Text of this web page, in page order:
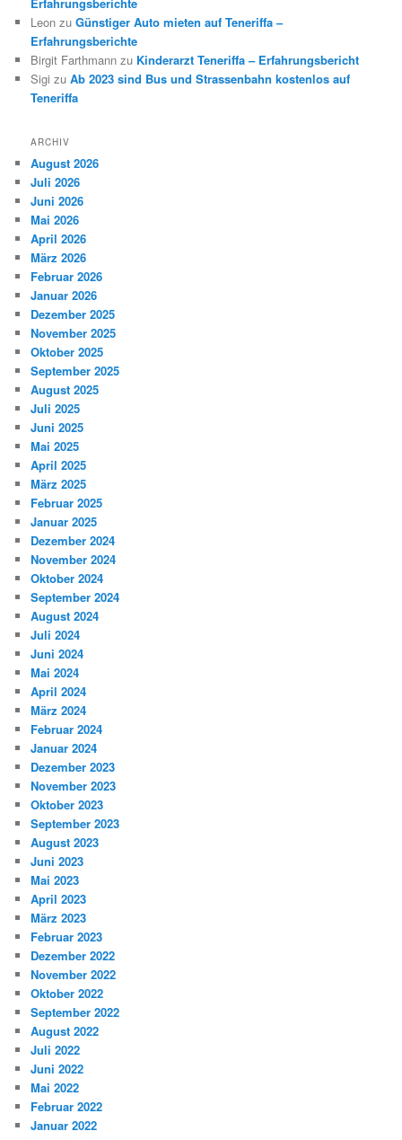
Leon zuGünstiger Auto mieten auf Teneriffa –
Erfahrungsberichte
Birgit Farthmann zu Kinderarzt Teneriffa – Erfahrungsbericht
Sigi zuAb 2023 sind Bus und Strassenbahn kostenlos auf
Teneriffa
ARCHIV
August 2026
Juli 2026
Juni 2026
Mai 2026
April 2026
März 2026
Februar 2026
Januar 2026
Dezember 2025
November 2025
Oktober 2025
September 2025
August 2025
Juli 2025
Juni 2025
Mai 2025
April 2025
März 2025
Februar 2025
Januar 2025
Dezember 2024
November 2024
Oktober 2024
September 2024
August 2024
Juli 2024
Juni 2024
Mai 2024
April 2024
März 2024
Februar 2024
Januar 2024
Dezember 2023
November 2023
Oktober 2023
September 2023
August 2023
Juni 2023
Mai 2023
April 2023
März 2023
Februar 2023
Dezember 2022
November 2022
Oktober 2022
September 2022
August 2022
Juli 2022
Juni 2022
Mai 2022
Februar 2022
Januar 2022